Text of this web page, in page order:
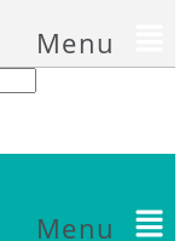
Menu
Menu